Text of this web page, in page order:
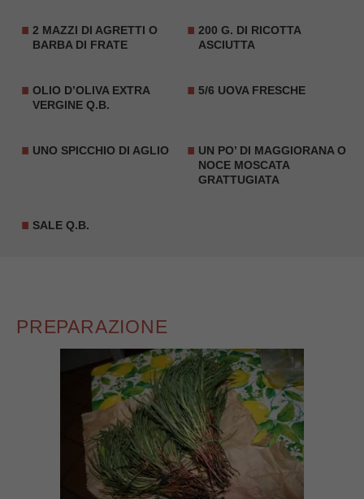
2 MAZZI DI AGRETTI O
BARBA DI FRATE
200 G. DI RICOTTA
ASCIUTTA
OLIO D’OLIVA EXTRA
VERGINE Q.B.
5/6 UOVA FRESCHE
UNO SPICCHIO DI AGLIO UN PO’ DI MAGGIORANA O
NOCE MOSCATA
GRATTUGIATA
SALE Q.B.
PREPARAZIONE